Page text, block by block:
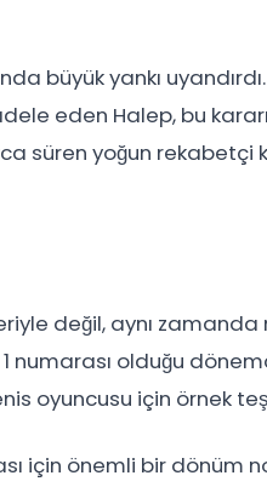
büyük yankı
eden Halep, bu
süren yoğun rekabetçi
değil, aynı
olduğu
oyuncusu için örnek
için önemli bir dönüm